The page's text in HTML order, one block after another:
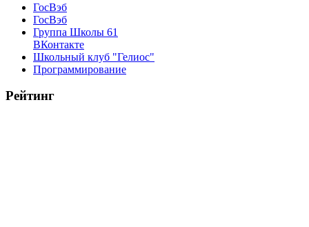
ГосВэб
ГосВэб
Группа Школы 61
ВКонтакте
Школьный клуб "Гелиос"
Программирование
Рейтинг